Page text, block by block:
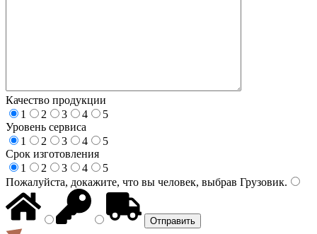
Качество продукции
1
2 3 4
5
Уровень сервиса
1
2 3 4
5
Срок изготовления
1
2 3 4
5
Пожалуйста, докажите, что вы человек, выбрав Грузовик.